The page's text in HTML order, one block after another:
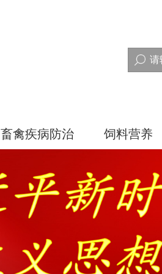
畜禽疾病防治 饲料营养